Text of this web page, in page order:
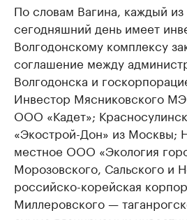
По словам Вагина, каждый
сегодняшний день имеет
Волгодонскому комплексу
соглашение между
Волгодонска и
Инвестор Мясниковского
ООО «Кадет»;
«Экострой-Дон» из Москвы;
местное ООО «Экология
Морозовского, Сальского и
российско-корейская
Миллеровского —